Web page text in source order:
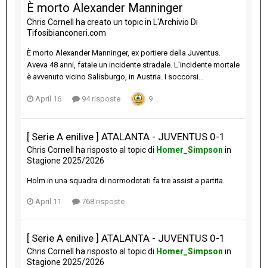
È morto Alexander Manninger
Chris Cornell ha creato un topic in L'Archivio Di
Tifosibianconeri.com
È morto Alexander Manninger, ex portiere della Juventus.
Aveva 48 anni, fatale un incidente stradale. L'incidente mortale
è avvenuto vicino Salisburgo, in Austria. I soccorsi...
April 16 94 risposte 9
[ Serie A enilive ] ATALANTA - JUVENTUS 0-1
Chris Cornell ha risposto al topic di Homer_Simpson in
Stagione 2025/2026
Holm in una squadra di normodotati fa tre assist a partita.
April 11 768 risposte
[ Serie A enilive ] ATALANTA - JUVENTUS 0-1
Chris Cornell ha risposto al topic di Homer_Simpson in
Stagione 2025/2026